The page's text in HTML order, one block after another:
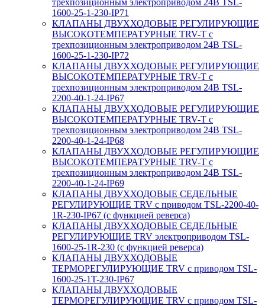
трехпозиционным электроприводом 24В TSL-
1600-25-1-230-IP71
КЛАПАНЫ ДВУХХОДОВЫЕ РЕГУЛИРУЮЩИЕ
ВЫСОКОТЕМПЕРАТУРНЫЕ TRV-T с
трехпозиционным электроприводом 24В TSL-
1600-25-1-230-IP72
КЛАПАНЫ ДВУХХОДОВЫЕ РЕГУЛИРУЮЩИЕ
ВЫСОКОТЕМПЕРАТУРНЫЕ TRV-T с
трехпозиционным электроприводом 24В TSL-
2200-40-1-24-IP67
КЛАПАНЫ ДВУХХОДОВЫЕ РЕГУЛИРУЮЩИЕ
ВЫСОКОТЕМПЕРАТУРНЫЕ TRV-T с
трехпозиционным электроприводом 24В TSL-
2200-40-1-24-IP68
КЛАПАНЫ ДВУХХОДОВЫЕ РЕГУЛИРУЮЩИЕ
ВЫСОКОТЕМПЕРАТУРНЫЕ TRV-T с
трехпозиционным электроприводом 24В TSL-
2200-40-1-24-IP69
КЛАПАНЫ ДВУХХОДОВЫЕ СЕДЕЛЬНЫЕ
РЕГУЛИРУЮЩИЕ TRV с приводом TSL-2200-40-
1R-230-IP67 (с функцией реверса)
КЛАПАНЫ ДВУХХОДОВЫЕ СЕДЕЛЬНЫЕ
РЕГУЛИРУЮЩИЕ TRV электроприводом TSL-
1600-25-1R-230 (с функцией реверса)
КЛАПАНЫ ДВУХХОДОВЫЕ
ТЕРМОРЕГУЛИРУЮЩИЕ TRV с приводом TSL-
1600-25-1T-230-IP67
КЛАПАНЫ ДВУХХОДОВЫЕ
ТЕРМОРЕГУЛИРУЮЩИЕ TRV с приводом TSL-